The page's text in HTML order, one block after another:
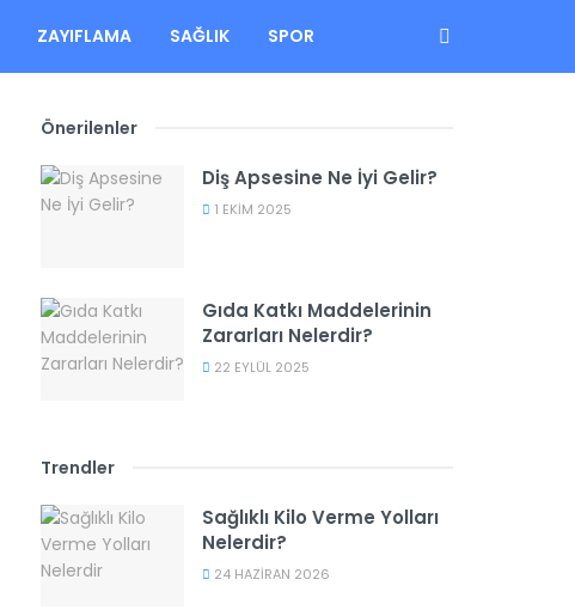
ZAYIFLAMA SAĞLIK SPOR
Önerilenler
Diş Apsesine Ne İyi Gelir?
1 EKIM 2025
Gıda Katkı Maddelerinin
Zararları Nelerdir?
22 EYLÜL 2025
Trendler
Sağlıklı Kilo Verme Yolları
Nelerdir?
24 HAZIRAN 2026